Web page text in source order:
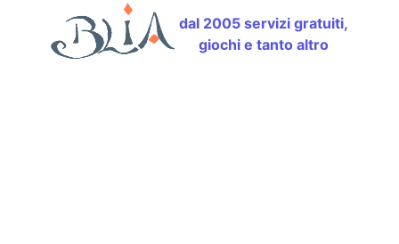
dal 2005 servizi gratuiti,
giochi e tanto altro